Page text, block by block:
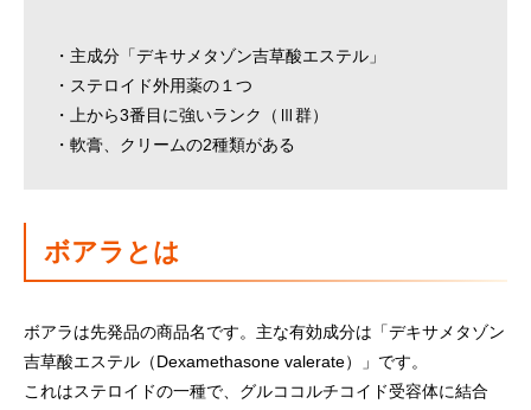
・主成分「デキサメタゾン吉草酸エステル」
・ステロイド外用薬の１つ
・上から3番目に強いランク（Ⅲ群）
・軟膏、クリームの2種類がある
ボアラとは
ボアラは先発品の商品名です。主な有効成分は「デキサメタゾン
吉草酸エステル（Dexamethasone valerate）」です。
これはステロイドの一種で、グルココルチコイド受容体に結合